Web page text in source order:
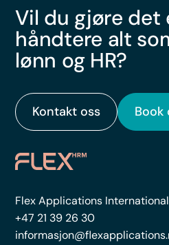
Vil du gjøre det
håndtere alt
lønn og HR?
Kontakt oss Book
Flex Applications
+47 21 39 26 30